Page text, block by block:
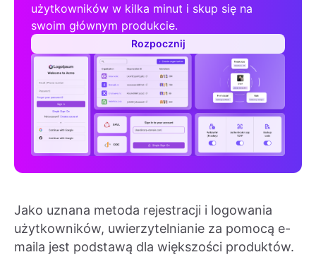
użytkowników w kilka minut i skup się na
swoim głównym produkcie.
Rozpocznij
Jako uznana metoda rejestracji i logowania
użytkowników, uwierzytelnianie za pomocą e-
maila jest podstawą dla większości produktów.